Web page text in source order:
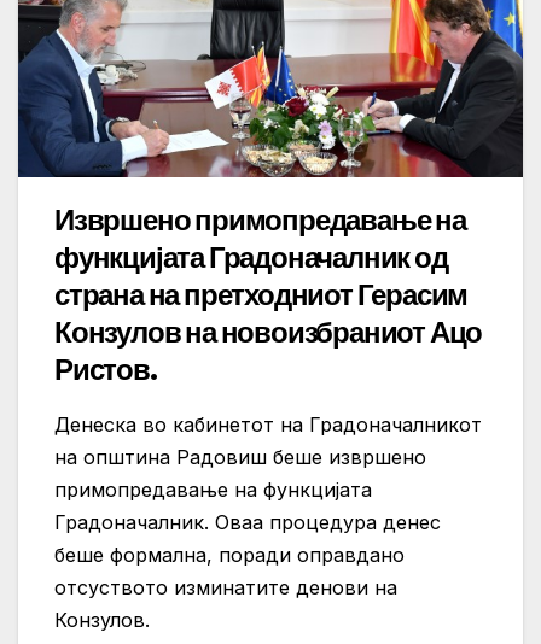
Извршено примопредавање на
функцијата Градоначалник од
страна на претходниот Герасим
Конзулов на новоизбраниот Ацо
Ристов.
Денеска во кабинетот на Градоначалникот
на општина Радовиш беше извршено
примопредавање на функцијата
Градоначалник. Оваа процедура денес
беше формална, поради оправдано
отсуството изминатите денови на
Конзулов.